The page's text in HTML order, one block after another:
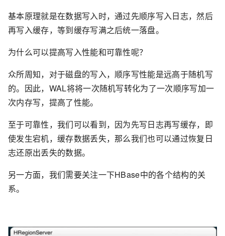
基本原理就是在数据写入时，通过先顺序写入日志，然后
再写入缓存，等到缓存写满之后统一落盘。
为什么可以提高写入性能和可靠性呢？
众所周知，对于磁盘的写入，顺序写性能是远高于随机写
的。因此，WAL将将一次随机写转化为了一次顺序写加一
次内存写，提高了性能。
至于可靠性，我们可以看到，因为先写日志再写缓存，即
使发生宕机，缓存数据丢失，那么我们也可以通过恢复日
志还原出丢失的数据。
另一方面，我们需要关注一下HBase中的各个结构的关
系。